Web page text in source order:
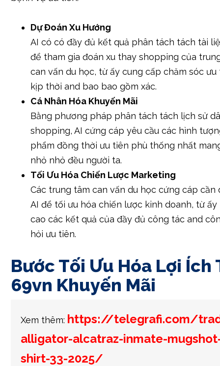
Dự Đoán Xu Hướng
AI có có đầy đủ kết quả phân tách tách tài
để tham gia đoán xu thay shopping của
can vấn du học, từ ấy cung cấp chăm sóc ưu
kịp thời and bao bao gồm xác.
Cá Nhân Hóa Khuyến Mãi
Bằng phương pháp phân tách tách lịch sử
shopping, AI cứng cáp yêu cầu các hình
phẩm đồng thời ưu tiên phù thống nhất
nhỏ nhỏ đều người ta.
Tối Ưu Hóa Chiến Lược Marketing
Các trung tâm can vấn du học cứng cáp cần
AI để tối ưu hóa chiến lược kinh doanh, từ ấy
cao các kết quả của đầy đủ công tác and
hỏi ưu tiên.
Bước Tối Ưu Hóa Lợi Ích
69vn Khuyến Mãi
Xem thêm: https://telegrafi.com/
alligator-alcatraz-inmate-
shirt-33-2025/